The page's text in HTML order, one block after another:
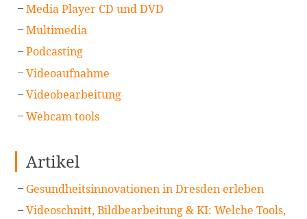
Media Player CD und DVD
Multimedia
Podcasting
Videoaufnahme
Videobearbeitung
Webcam tools
Artikel
Gesundheitsinnovationen in Dresden erleben
Videoschnitt, Bildbearbeitung & KI: Welche Tools,